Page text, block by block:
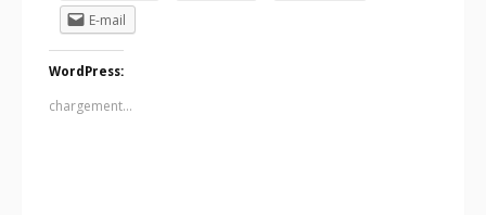
E-mail
WordPress:
chargement…